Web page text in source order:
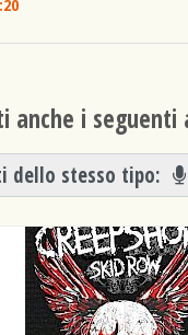
anche i seguenti
dello stesso tipo: